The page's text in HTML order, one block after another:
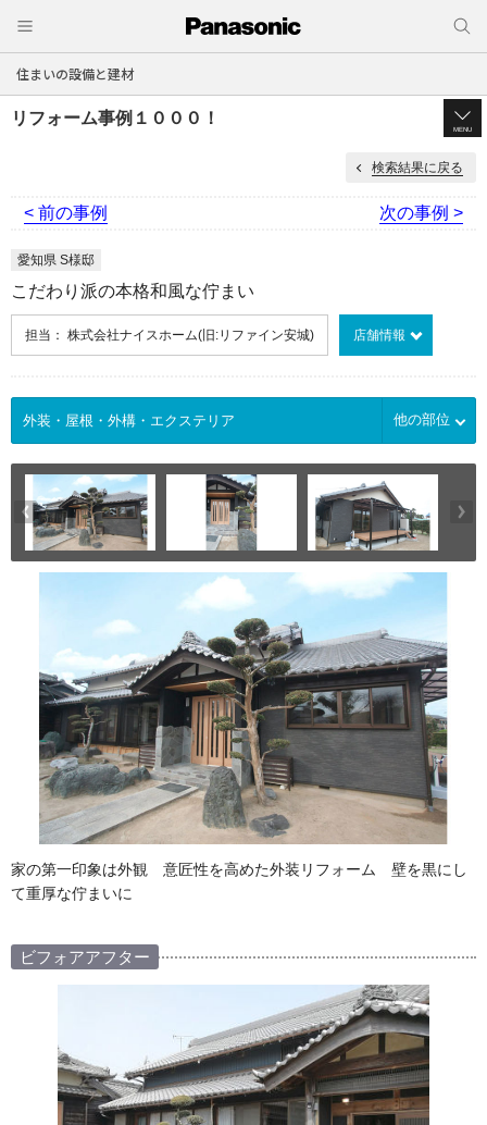
住まいの設備と建材
リフォーム事例１０００！
MENU
検索結果に戻る
< 前の事例 次の事例 >
愛知県 S様邸
こだわり派の本格和風な佇まい
担当： 株式会社ナイスホーム(旧:リファイン安城) 店舗情報
他の部位
家の第一印象は外観 意匠性を高めた外装リフォーム 壁を黒にし
て重厚な佇まいに
ビフォアアフター